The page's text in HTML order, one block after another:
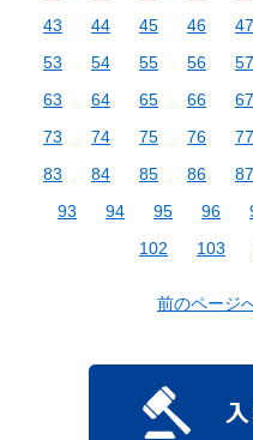
43
44 45 46 47
53
54 55 56 57
63
64 65 66 67
73
74 75 76 77
83
84 85 86 87
93
94 95 96
102
103
前のページ